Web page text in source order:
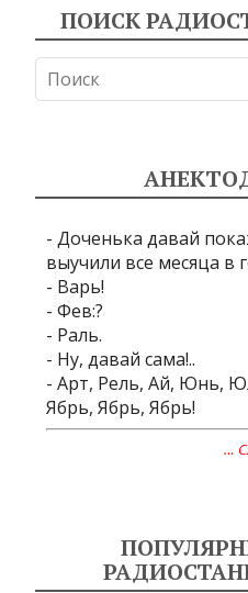
ПОИСК
- Доченька давай
выучили все месяца в
- Варь!
- Фев:?
- Раль.
- Ну, давай сама!..
- Арт, Рель, Ай, Юнь,
Ябрь, Ябрь, Ябрь!
…